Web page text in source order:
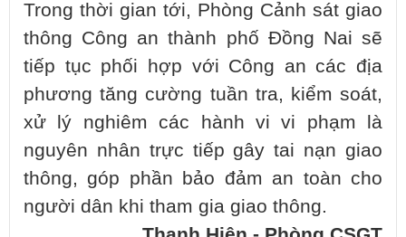
Trong thời gian tới, Phòng Cảnh sát giao
thông Công an thành phố Đồng Nai sẽ
tiếp tục phối hợp với Công an các địa
phương tăng cường tuần tra, kiểm soát,
xử lý nghiêm các hành vi vi phạm là
nguyên nhân trực tiếp gây tai nạn giao
thông, góp phần bảo đảm an toàn cho
người dân khi tham gia giao thông.